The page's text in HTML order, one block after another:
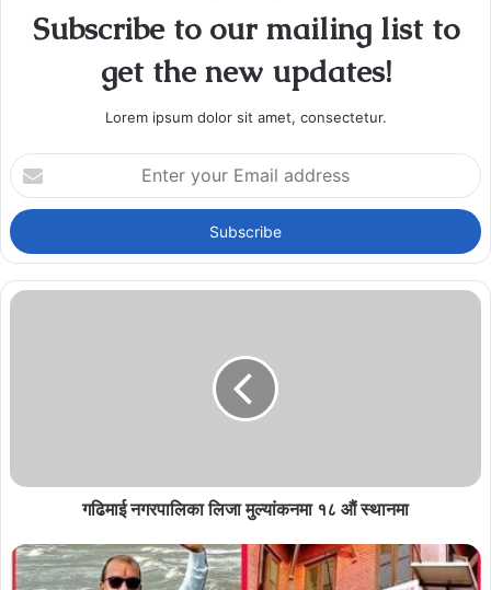
Subscribe to our mailing list to
get the new updates!
Lorem ipsum dolor sit amet, consectetur.
Enter
your
Email
address
गढिमाई नगरपालिका लिजा मुल्यांकनमा १८ औं स्थानमा